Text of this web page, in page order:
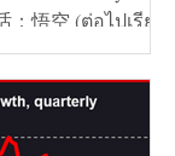
悟空 (ต่อไปเรียก
เลย...